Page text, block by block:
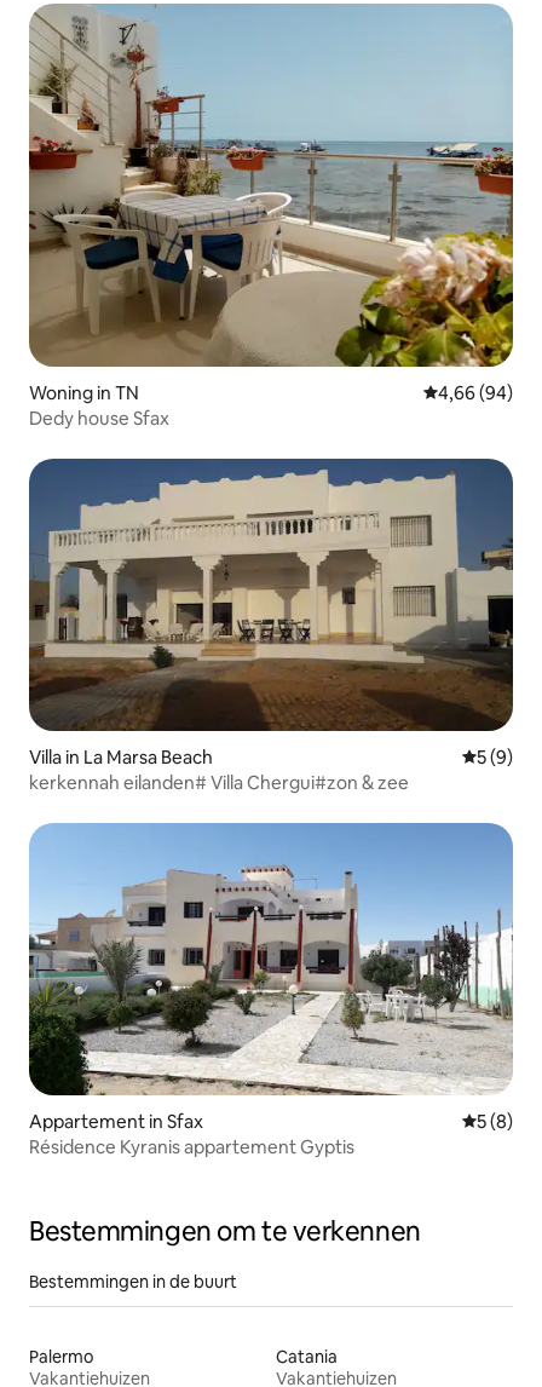
Woning in TN Gemiddelde
4,66 (94)
Dedy house Sfax
Villa in La Marsa Beach
5 (9)
kerkennah eilanden# Villa Chergui#zon & zee
Appartement in Sfax
5 (8)
Résidence Kyranis appartement Gyptis
Bestemmingen om te verkennen
Bestemmingen in de buurt
Palermo
Vakantiehuizen
Catania
Vakantiehuizen